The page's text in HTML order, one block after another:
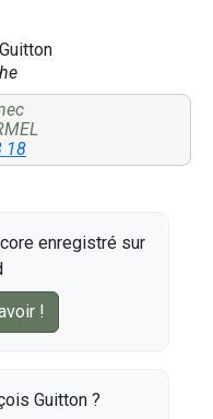
18
enregistré sur
!
Guitton ?